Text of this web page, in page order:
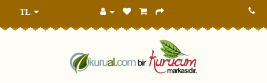
TL